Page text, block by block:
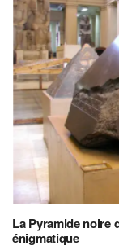
La Pyramide noire
énigmatique